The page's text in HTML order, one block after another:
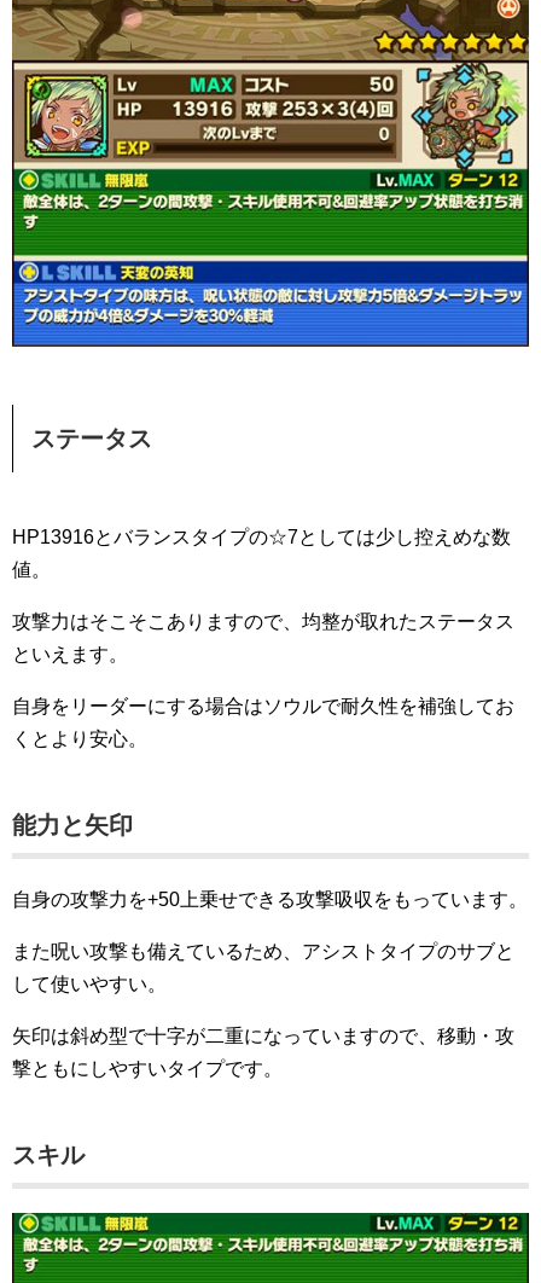
ステータス
HP13916とバランスタイプの☆7としては少し控えめな数
値。
攻撃力はそこそこありますので、均整が取れたステータス
といえます。
自身をリーダーにする場合はソウルで耐久性を補強してお
くとより安心。
能力と矢印
自身の攻撃力を+50上乗せできる攻撃吸収をもっています。
また呪い攻撃も備えているため、アシストタイプのサブと
して使いやすい。
矢印は斜め型で十字が二重になっていますので、移動・攻
撃ともにしやすいタイプです。
スキル